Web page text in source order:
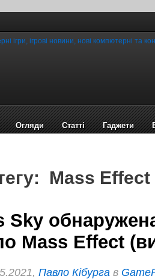
Огляди Статті Гаджети
Mass Effect
Sky
Mass Effect
Павло Кібурга в